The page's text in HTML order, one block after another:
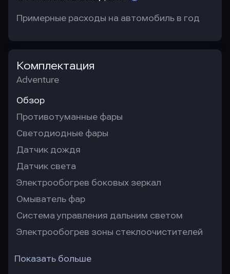
Примерные расходы на автомобиль в год
Комплектация
Adventure
Обзор
Противотуманные фары
Светодиодные фары
Датчик дождя
Датчик света
Электрообогрев боковых зеркал
Омыватель фар
Система управления дальним светом
Электрообогрев зоны стеклоочистителей
Показать больше